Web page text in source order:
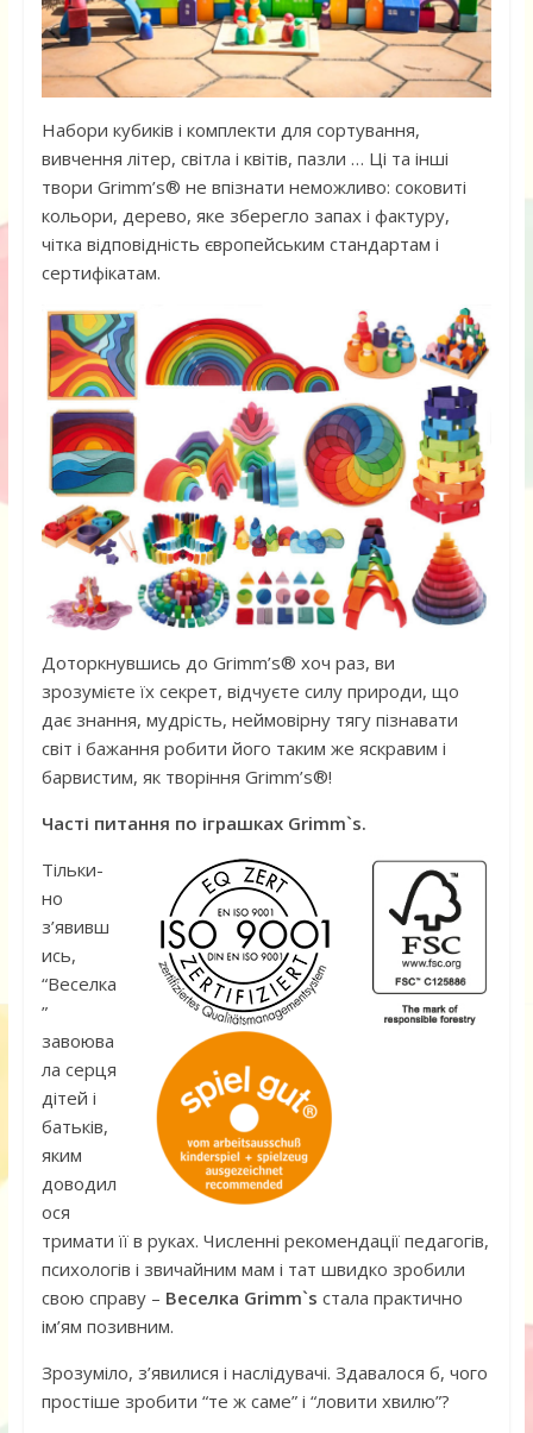
Набори кубиків і комплекти для сортування,
вивчення літер, світла і квітів, пазли … Ці та інші
твори Grimm’s® не впізнати неможливо: соковиті
кольори, дерево, яке зберегло запах і фактуру,
чітка відповідність європейським стандартам і
сертифікатам.
Доторкнувшись до Grimm’s® хоч раз, ви
зрозумієте їх секрет, відчуєте силу природи, що
дає знання, мудрість, неймовірну тягу пізнавати
світ і бажання робити його таким же яскравим і
барвистим, як творіння Grimm’s®!
Часті питання по іграшках Grimm`s.
Тільки-
но
з’явивш
ись,
“Веселка
”
завоюва
ла серця
дітей і
батьків,
яким
доводил
ося
тримати її в руках. Численні рекомендації педагогів,
психологів і звичайним мам і тат швидко зробили
свою справу – Веселка Grimm`s стала практично
ім’ям позивним.
Зрозуміло, з’явилися і наслідувачі. Здавалося б, чого
простіше зробити “те ж саме” і “ловити хвилю”?